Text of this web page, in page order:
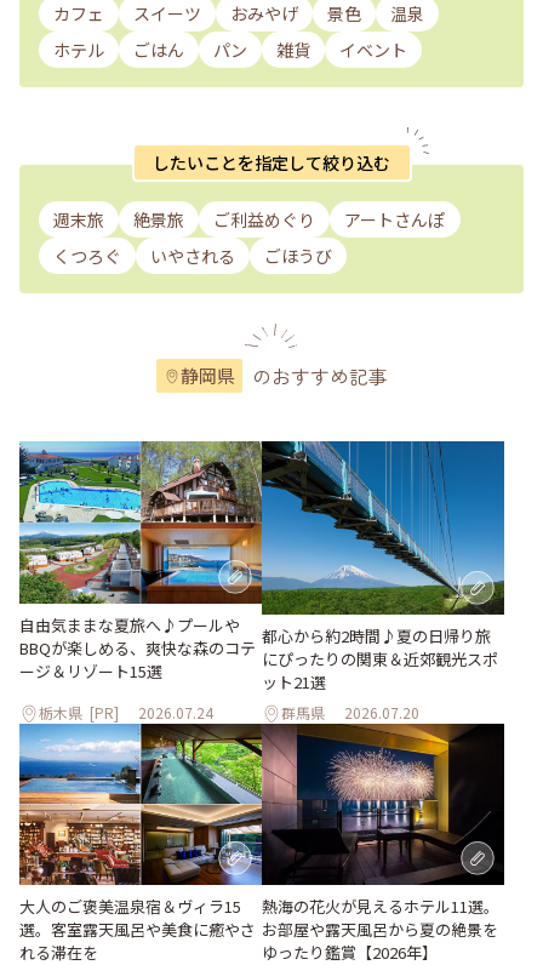
カフェ スイーツ おみやげ 景色
温泉
ホテル
ごはん パン 雑貨 イベント
したいことを指定して絞り込む
週末旅 絶景旅 ご利益めぐり
アートさんぽ
くつろぐ
いやされる ごほうび
静岡県 のおすすめ記事
自由気ままな夏旅へ♪プールや
BBQが楽しめる、爽快な森のコテ
ージ＆リゾート15選
栃木県 [PR] 2026.07.24
都心から約2時間♪夏の日帰り旅
にぴったりの関東＆近郊観光スポ
ット21選
群馬県 2026.07.20
大人のご褒美温泉宿＆ヴィラ15
選。客室露天風呂や美食に癒やさ
れる滞在を
熱海の花火が見えるホテル11選。
お部屋や露天風呂から夏の絶景を
ゆったり鑑賞【2026年】